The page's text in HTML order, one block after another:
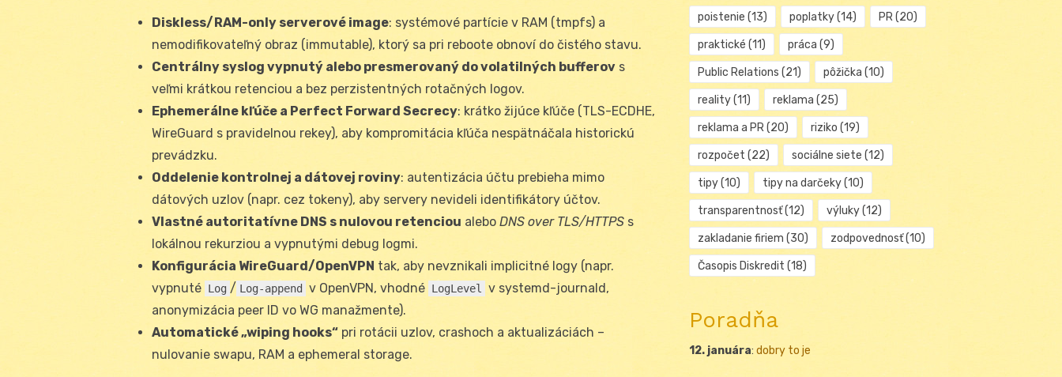
Diskless/RAM-only serverové image: systémové partície v RAM (tmpfs) a
nemodifikovateľný obraz (immutable), ktorý sa pri reboote obnoví do čistého stavu.
Centrálny syslog vypnutý alebo presmerovaný do volatilných bufferov s
veľmi krátkou retenciou a bez perzistentných rotačných logov.
Ephemerálne kľúče a Perfect Forward Secrecy: krátko žijúce kľúče (TLS-ECDHE,
WireGuard s pravidelnou rekey), aby kompromitácia kľúča nespätnáčala historickú
prevádzku.
Oddelenie kontrolnej a dátovej roviny: autentizácia účtu prebieha mimo
dátových uzlov (napr. cez tokeny), aby servery nevideli identifikátory účtov.
Vlastné autoritatívne DNS s nulovou retenciou alebo DNS over TLS/HTTPS s
lokálnou rekurziou a vypnutými debug logmi.
Konfigurácia WireGuard/OpenVPN tak, aby nevznikali implicitné logy (napr.
vypnuté Log / Log-append v OpenVPN, vhodné LogLevel
v systemd-journald,
anonymizácia peer ID vo WG manažmente).
Automatické „wiping hooks“ pri rotácii uzlov, crashoch a aktualizáciách –
nulovanie swapu, RAM a ephemeral storage.
poistenie (13) poplatky(14) PR(20)
praktické (11) práca (9)
Public Relations (21) pôžička (10)
reality(11) reklama (25)
reklama a PR(20) riziko (19)
rozpočet (22) sociálne siete (12)
tipy(10) tipy na darčeky(10)
transparentnosť(12) výluky(12)
zakladanie firiem (30) zodpovednosť(10)
Časopis Diskredit (18)
Poradňa
12. januára: dobry to je